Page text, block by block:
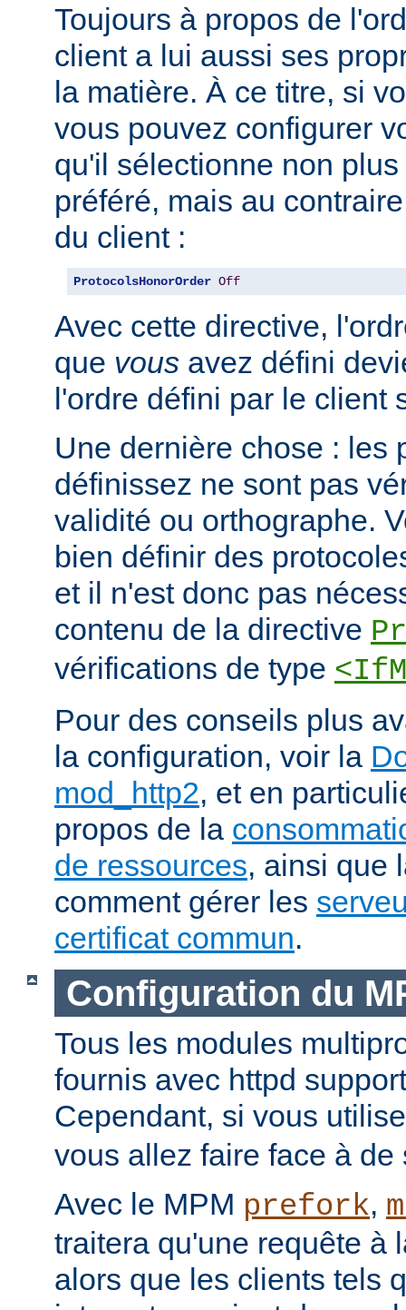
Toujours à propos de
client a lui aussi ses
la matière. À ce titre, si
vous pouvez configurer
qu'il sélectionne non
préféré, mais au
du client :
ProtocolsHonorOrder Off
Avec cette directive,
que vous avez défini
l'ordre défini par le client
Une dernière chose : les
définissez ne sont pas
validité ou orthographe.
bien définir des
et il n'est donc pas
contenu de la directive
vérifications de type
Pour des conseils plus
la configuration, voir la
mod_http2, et en
propos de la
de ressources, ainsi que
comment gérer les
certificat commun.
Configuration du
Tous les modules
fournis avec httpd
Cependant, si vous
vous allez faire face à
Avec le MPM prefork,
traitera qu'une requête à
alors que les clients tels